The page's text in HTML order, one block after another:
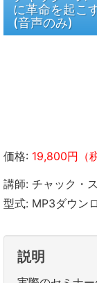
に革命を起こ
(音声のみ)
価格: 19,800円（
講師: チャック・
型式: MP3ダウン
説明